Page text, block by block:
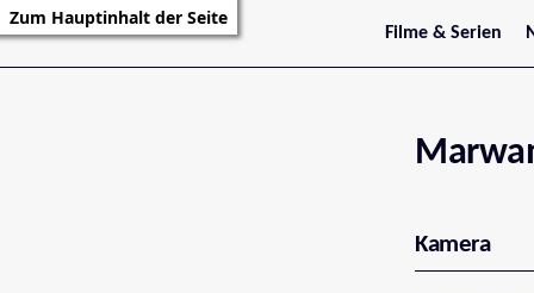
Zum Hauptinhalt der Seite
Filme & Serien
Trailer
Serienarchiv
Kamera